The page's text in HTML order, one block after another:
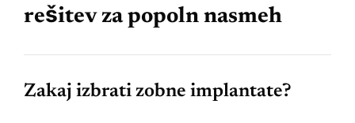
rešitev za popoln nasmeh
Zakaj izbrati zobne implantate?